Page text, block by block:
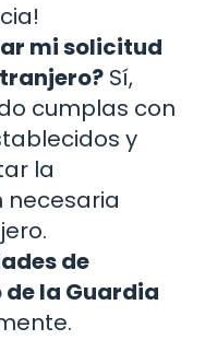
mi solicitud
Sí,
cumplas con
y
la
de
la Guardia